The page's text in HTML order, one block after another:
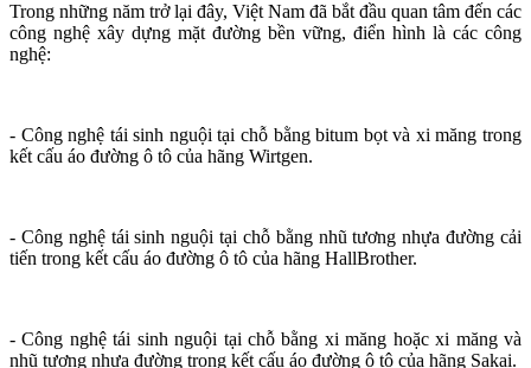
Trong những năm trở lại đây, Việt Nam đã bắt đầu quan tâm đến các
công nghệ xây dựng mặt đường bền vững, điển hình là các công
nghệ:
- Công nghệ tái sinh nguội tại chỗ bằng bitum bọt và xi măng trong
kết cấu áo đường ô tô của hãng Wirtgen.
- Công nghệ tái sinh nguội tại chỗ bằng nhũ tương nhựa đường cải
tiến trong kết cấu áo đường ô tô của hãng HallBrother.
- Công nghệ tái sinh nguội tại chỗ bằng xi măng hoặc xi măng và
nhũ tương nhựa đường trong kết cấu áo đường ô tô của hãng Sakai.